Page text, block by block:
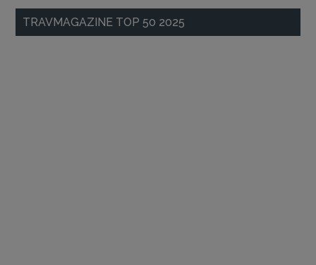
TRAVMAGAZINE TOP 50 2025